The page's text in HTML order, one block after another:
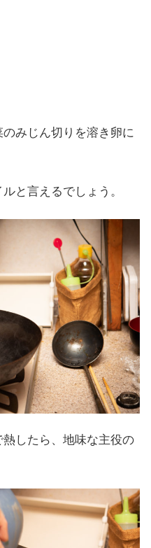
みじん切りを溶き卵に
と言えるでしょう。
したら、地味な主役の